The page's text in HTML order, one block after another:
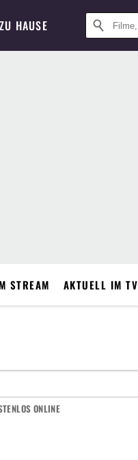
ZU HAUSE
STREAM AKTUELL IM TV
ONLINE